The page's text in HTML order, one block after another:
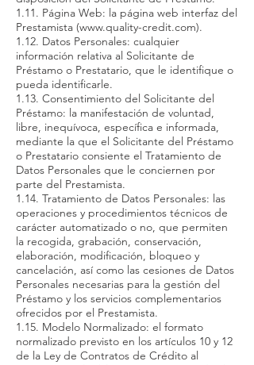
1.11. Página Web: la página web interfaz del
Prestamista (www.quality-credit.com).
1.12. Datos Personales: cualquier
información relativa al Solicitante de
Préstamo o Prestatario, que le identifique o
pueda identificarle.
1.13. Consentimiento del Solicitante del
Préstamo: la manifestación de voluntad,
libre, inequívoca, específica e informada,
mediante la que el Solicitante del Préstamo
o Prestatario consiente el Tratamiento de
Datos Personales que le conciernen por
parte del Prestamista.
1.14. Tratamiento de Datos Personales: las
operaciones y procedimientos técnicos de
carácter automatizado o no, que permiten
la recogida, grabación, conservación,
elaboración, modificación, bloqueo y
cancelación, así como las cesiones de Datos
Personales necesarias para la gestión del
Préstamo y los servicios complementarios
ofrecidos por el Prestamista.
1.15. Modelo Normalizado: el formato
normalizado previsto en los artículos 10 y 12
de la Ley de Contratos de Crédito al